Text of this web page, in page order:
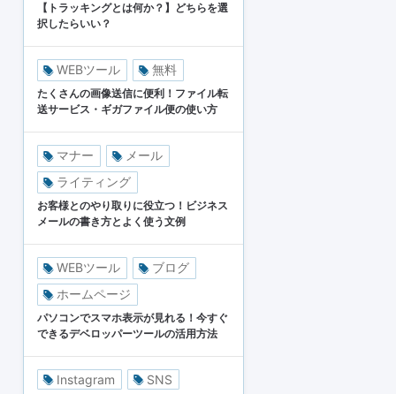
【トラッキングとは何か？】どちらを選
択したらいい？
WEBツール 無料
たくさんの画像送信に便利！ファイル転
送サービス・ギガファイル便の使い方
マナー
メール
ライティング
お客様とのやり取りに役立つ！ビジネス
メールの書き方とよく使う文例
WEBツール
ブログ
ホームページ
パソコンでスマホ表示が見れる！今すぐ
できるデベロッパーツールの活用方法
Instagram SNS